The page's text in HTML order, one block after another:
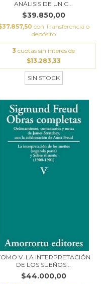
ANÁLISIS DE UN C...
$39.850,00
con Transferencia o
depósito
3 cuotas sin interés de
$13.283,33
SIN STOCK
V. LA INTERPRETACIÓN
DE LOS SUEÑOS...
$44.000,00